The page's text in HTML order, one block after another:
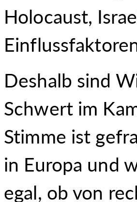
Holocaust,
Deshalb sind
Schwert im
Stimme ist
in Europa und
egal, ob von